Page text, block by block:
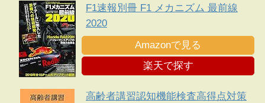
F1速報別冊 F1 メカニズム 最前線
2020
Amazonで見る
楽天で探す
高齢者講習認知機能検査高得点対策